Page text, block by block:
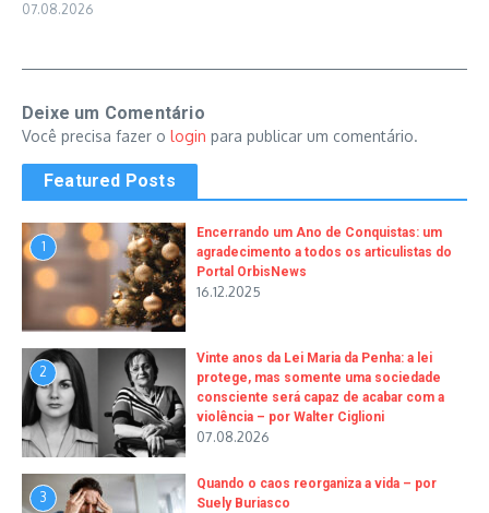
07.08.2026
Deixe um Comentário
Você precisa fazer o login para publicar um comentário.
Featured Posts
1
Encerrando um Ano de Conquistas: um
agradecimento a todos os articulistas do
Portal OrbisNews
16.12.2025
2
Vinte anos da Lei Maria da Penha: a lei
protege, mas somente uma sociedade
consciente será capaz de acabar com a
violência – por Walter Ciglioni
07.08.2026
3
Quando o caos reorganiza a vida – por
Suely Buriasco